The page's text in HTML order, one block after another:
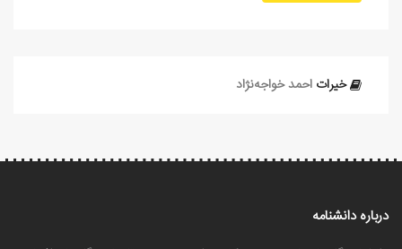
خیرات احمد خواجه‌نژاد
درباره دانشنامه